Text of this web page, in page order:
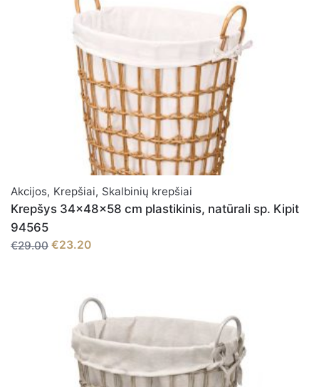
Akcijos, Krepšiai, Skalbinių krepšiai
Krepšys 34x48x58 cm plastikinis, natūrali sp. Kipit
94565
€29.00 €23.20